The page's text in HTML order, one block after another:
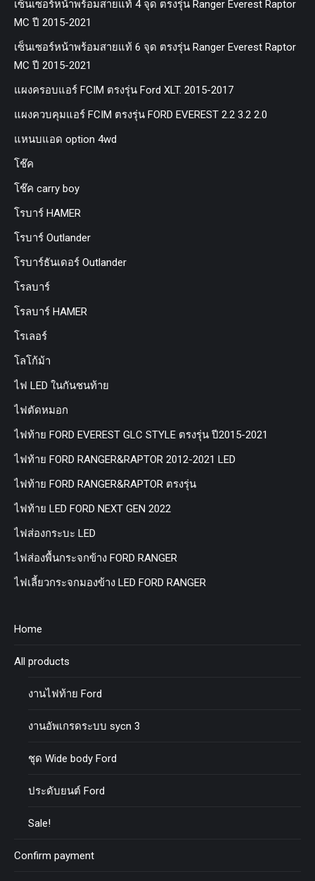
เซ็นเซอร์หน้าพร้อมสายแท้ 4 จุด ตรงรุ่น Ranger Everest Raptor
MC ปี 2015-2021
เซ็นเซอร์หน้าพร้อมสายแท้ 6 จุด ตรงรุ่น Ranger Everest Raptor
MC ปี 2015-2021
แผงครอบแอร์ FCIM ตรงรุ่น Ford XLT. 2015-2017
แผงควบคุมแอร์ FCIM ตรงรุ่น FORD EVEREST 2.2 3.2 2.0
แหนบแอด option 4wd
โช๊ค
โช๊ค carry boy
โรบาร์ HAMER
โรบาร์ Outlander
โรบาร์ธันเดอร์ Outlander
โรลบาร์
โรลบาร์ HAMER
โรเลอร์
โลโก้ม้า
ไฟ LED ในกันชนท้าย
ไฟตัดหมอก
ไฟท้าย FORD EVEREST GLC STYLE ตรงรุ่น ปี2015-2021
ไฟท้าย FORD RANGER&RAPTOR 2012-2021 LED
ไฟท้าย FORD RANGER&RAPTOR ตรงรุ่น
ไฟท้าย LED FORD NEXT GEN 2022
ไฟส่องกระบะ LED
ไฟส่องพื้นกระจกข้าง FORD RANGER
ไฟเลี้ยวกระจกมองข้าง LED FORD RANGER
Home
All products
งานไฟท้าย Ford
งานอัพเกรดระบบ sycn 3
ชุด Wide body Ford
ประดับยนต์ Ford
Sale!
Confirm payment